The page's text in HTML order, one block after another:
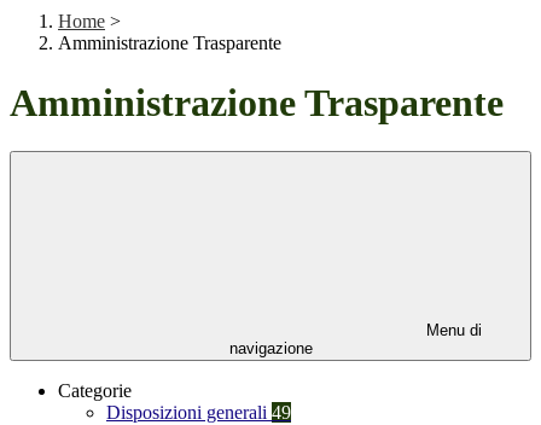
Home >
Amministrazione Trasparente
Amministrazione Trasparente
Menu di
navigazione
Categorie
Disposizioni generali 49